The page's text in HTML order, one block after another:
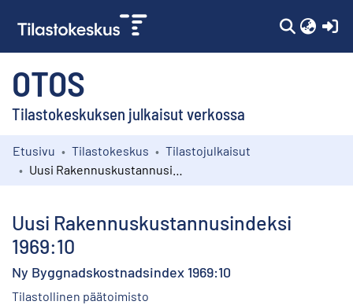
OTOS
Tilastokeskuksen julkaisut verkossa
Kokoelmat
Etusivu Tilastokeskus
Tilastojulkaisut
Uusi Rakennuskustannusindeksi
1969:10
Ny Byggnadskostnadsindex 1969:10
Tilastollinen päätoimisto